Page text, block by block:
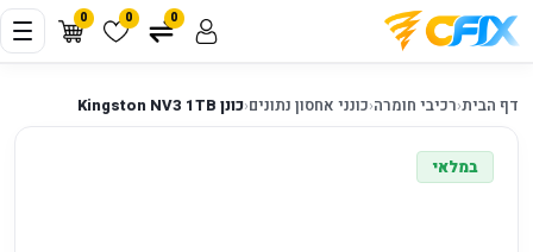
0 0 0
דף הבית‹רכיבי חומרה‹כונני אחסון נתונים‹כונן Kingston NV3 1TB
במלאי